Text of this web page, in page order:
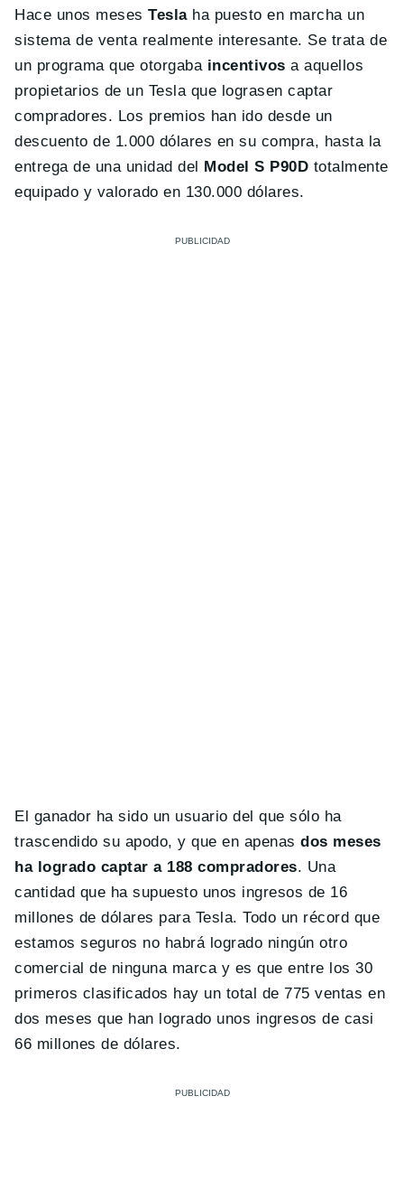
Hace unos meses Teslaha puesto en marcha un
sistema de venta realmente interesante. Se trata de
un programa que otorgaba incentivos a aquellos
propietarios de un Tesla que lograsen captar
compradores. Los premios han ido desde un
descuento de 1.000 dólares en su compra, hasta la
entrega de una unidad del Model S P90D totalmente
equipado y valorado en 130.000 dólares.
El ganador ha sido un usuario del que sólo ha
trascendido su apodo, y que en apenasdos meses
ha logrado captar a 188 compradores. Una
cantidad que ha supuesto unos ingresos de 16
millones de dólares para Tesla. Todo un récord que
estamos seguros no habrá logrado ningún otro
comercial de ninguna marca y es que entre los 30
primeros clasificados hay un total de 775 ventas en
dos meses que han logrado unos ingresos de casi
66 millones de dólares.